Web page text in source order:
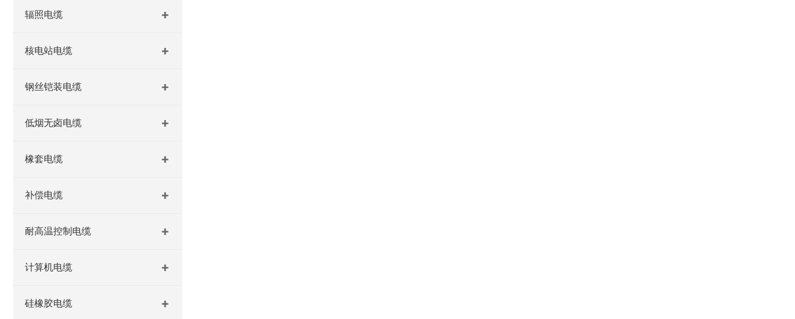
辐照电缆
核电站电缆
钢丝铠装电缆
低烟无卤电缆
橡套电缆
补偿电缆
耐高温控制电缆
计算机电缆
硅橡胶电缆